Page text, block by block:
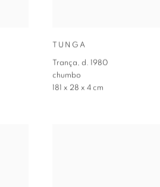
TUNGA
Trança, d. 1980
chumbo
181 x 28 x 4 cm